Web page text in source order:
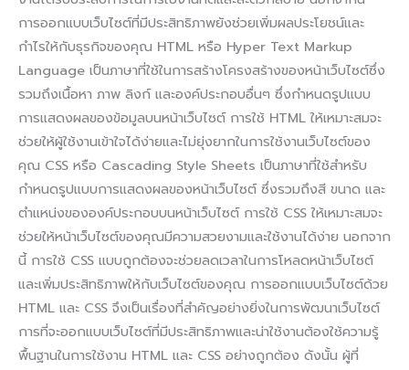
การออกแบบเว็บไซต์ที่มีประสิทธิภาพยังช่วยเพิ่มผลประโยชน์และ
กำไรให้กับธุรกิจของคุณ HTML หรือ Hyper Text Markup
Language เป็นภาษาที่ใช้ในการสร้างโครงสร้างของหน้าเว็บไซต์ซึ่ง
รวมถึงเนื้อหา ภาพ ลิงก์ และองค์ประกอบอื่นๆ ซึ่งกำหนดรูปแบบ
การแสดงผลของข้อมูลบนหน้าเว็บไซต์ การใช้ HTML ให้เหมาะสมจะ
ช่วยให้ผู้ใช้งานเข้าใจได้ง่ายและไม่ยุ่งยากในการใช้งานเว็บไซต์ของ
คุณ CSS หรือ Cascading Style Sheets เป็นภาษาที่ใช้สำหรับ
กำหนดรูปแบบการแสดงผลของหน้าเว็บไซต์ ซึ่งรวมถึงสี ขนาด และ
ตำแหน่งขององค์ประกอบบนหน้าเว็บไซต์ การใช้ CSS ให้เหมาะสมจะ
ช่วยให้หน้าเว็บไซต์ของคุณมีความสวยงามและใช้งานได้ง่าย นอกจาก
นี้ การใช้ CSS แบบถูกต้องจะช่วยลดเวลาในการโหลดหน้าเว็บไซต์
และเพิ่มประสิทธิภาพให้กับเว็บไซต์ของคุณ การออกแบบเว็บไซต์ด้วย
HTML และ CSS จึงเป็นเรื่องที่สำคัญอย่างยิ่งในการพัฒนาเว็บไซต์
การที่จะออกแบบเว็บไซต์ที่มีประสิทธิภาพและน่าใช้งานต้องใช้ความรู้
พื้นฐานในการใช้งาน HTML และ CSS อย่างถูกต้อง ดังนั้น ผู้ที่